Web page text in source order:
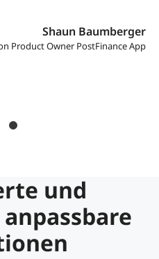
ein grossartiges
bieten.
Shaun Baumberger
Product Owner PostFinance App
und